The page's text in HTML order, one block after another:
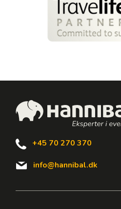
+45 70 270 370
info@hannibal.dk